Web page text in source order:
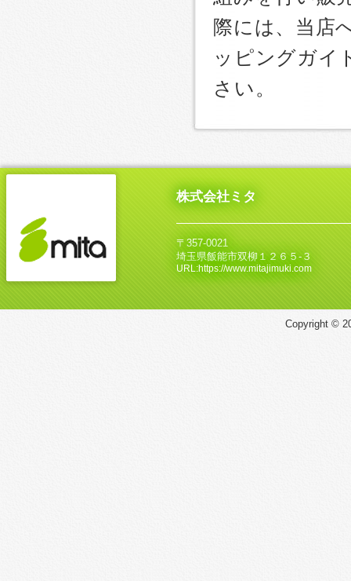
際には、当店
ッピングガイ
さい。
株式会社ミタ
〒357-0021
埼玉県飯能市双柳１２６５‐３
URL:https://www.mitajimuki.com
Copyright ©